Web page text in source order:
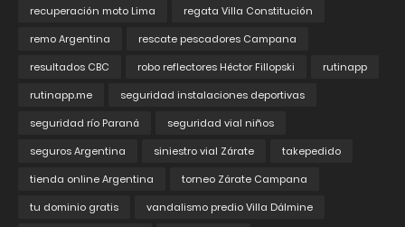
recuperación moto Lima
regata Villa Constitución
remo Argentina
rescate pescadores Campana
resultados CBC
robo reflectores Héctor Fillopski
rutinapp
rutinapp.me
seguridad instalaciones deportivas
seguridad río Paraná
seguridad vial niños
seguros Argentina
siniestro vial Zárate
takepedido
tienda online Argentina
torneo Zárate Campana
tu dominio gratis
vandalismo predio Villa Dálmine